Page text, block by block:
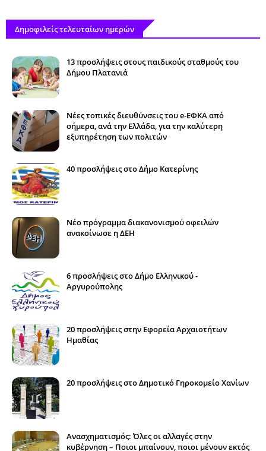
Δημοφιλείς τελευταίων ημερών
13 προσλήψεις στους παιδικούς σταθμούς του
Δήμου Πλατανιά
Νέες τοπικές διευθύνσεις του e-ΕΦΚΑ από
σήμερα, ανά την Ελλάδα, για την καλύτερη
εξυπηρέτηση των πολιτών
40 προσλήψεις στο Δήμο Κατερίνης
Νέο πρόγραμμα διακανονισμού οφειλών
ανακοίνωσε η ΔΕΗ
6 προσλήψεις στο Δήμο Ελληνικού -
Αργυρούπολης
20 προσλήψεις στην Εφορεία Αρχαιοτήτων
Ημαθίας
20 προσλήψεις στο Δημοτικό Γηροκομείο Χανίων
Ανασχηματισμός: Όλες οι αλλαγές στην
κυβέρνηση – Ποιοι μπαίνουν, ποιοι μένουν εκτός